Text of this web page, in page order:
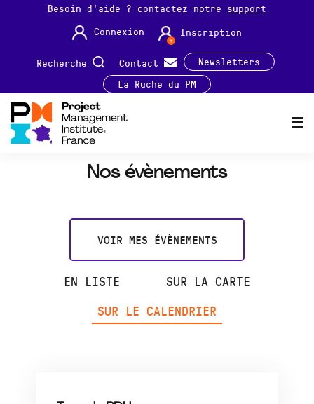
Besoin d'aide ? contactez notre support
Connexion
Inscription
Recherche Contact
Newsletters
La Ruche du PM
Nos évènements
VOIR MES ÉVÈNEMENTS
EN LISTE
SUR LA CARTE
SUR LE CALENDRIER